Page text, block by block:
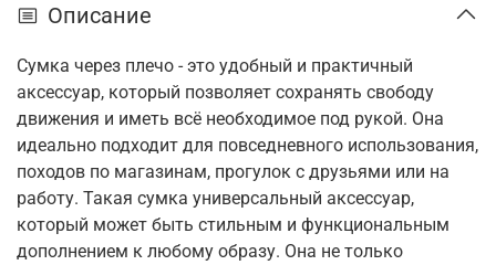
Описание
Сумка через плечо - это удобный и практичный
аксессуар, который позволяет сохранять свободу
движения и иметь всё необходимое под рукой. Она
идеально подходит для повседневного использования,
походов по магазинам, прогулок с друзьями или на
работу. Такая сумка универсальный аксессуар,
который может быть стильным и функциональным
дополнением к любому образу. Она не только